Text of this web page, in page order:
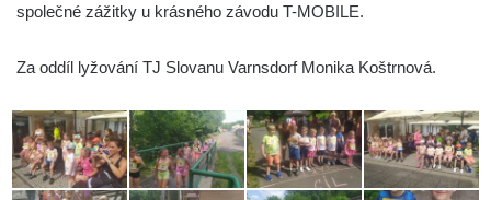
společné zážitky u krásného závodu T-MOBILE.
Za oddíl lyžování TJ Slovanu Varnsdorf Monika Koštrnová.